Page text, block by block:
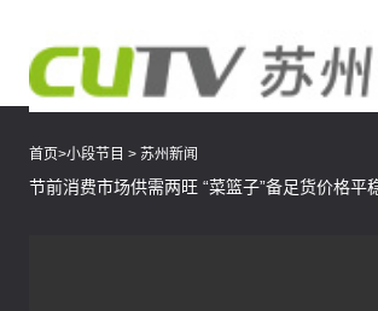
首页>小段节目 > 苏州新闻
节前消费市场供需两旺 “菜篮子”备足货价格平